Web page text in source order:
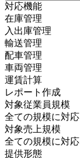
対応機能
在庫管理
入出庫管理
輸送管理
配車管理
車両管理
運賃計算
レポート作成
対象従業員規模
全ての規模に対応
対象売上規模
全ての規模に対応
提供形態